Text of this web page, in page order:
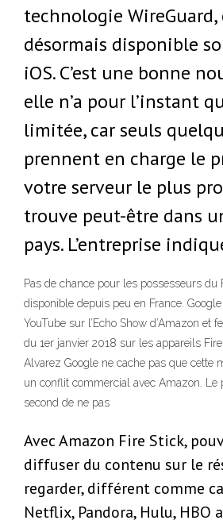
technologie WireGuard,
désormais disponible
iOS. C’est une bonne
elle n’a pour l’instant
limitée, car seuls
prennent en charge le
votre serveur le plus
trouve peut-être dans
pays. L’entreprise
Pas de chance pour les possesseurs du
disponible depuis peu en France. Google
YouTube sur l’Echo Show d’Amazon et
du 1er janvier 2018 sur les appareils
Alvarez Google ne cache pas que cette
un conflit commercial avec Amazon. Le
second de ne pas
Avec Amazon Fire Stick,
diffuser du contenu sur le
regarder, différent comme
Netflix, Pandora, Hulu, HBO